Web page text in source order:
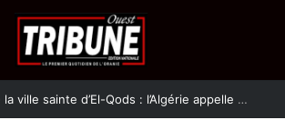
Protection de la ville sainte d’El-Qods : l’Algérie appelle à une action collective